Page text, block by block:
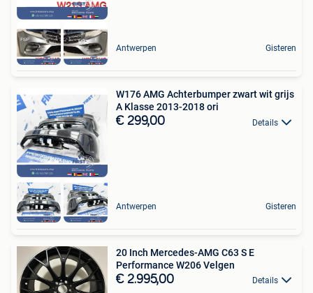
Antwerpen Gisteren
W176 AMG Achterbumper zwart wit grijs
A Klasse 2013-2018 ori
€ 299,00 Details
Antwerpen Gisteren
20 Inch Mercedes-AMG C63 S E
Performance W206 Velgen
€ 2.995,00 Details